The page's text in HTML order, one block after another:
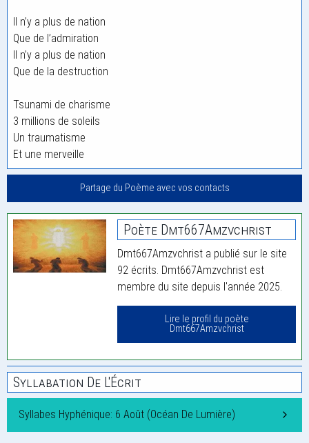
Il n’y a plus de nation
Que de l’admiration
Il n’y a plus de nation
Que de la destruction
Tsunami de charisme
3 millions de soleils
Un traumatisme
Et une merveille
Partage du Poème avec vos contacts
Poète Dmt667Amzvchrist
Dmt667Amzvchrist a publié sur le site
92 écrits. Dmt667Amzvchrist est
membre du site depuis l'année 2025.
Lire le profil du poète
Dmt667Amzvchrist
Syllabation De L'Écrit
Syllabes Hyphénique: 6 Août (Océan De Lumière)